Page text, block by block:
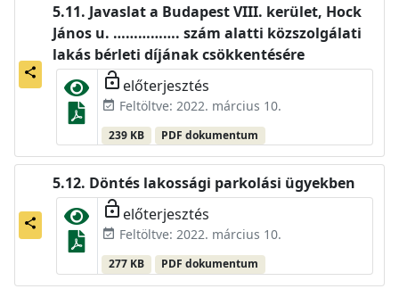
share
Javaslat a Budapest VIII. kerület, Hock
János u. ……………. szám alatti közszolgálati
lakás bérleti díjának csökkentésére
lock_open előterjesztés
event_available Feltöltve: 2022. március 10.
239 KB PDF dokumentum
share
Döntés lakossági parkolási ügyekben
lock_open előterjesztés
event_available Feltöltve: 2022. március 10.
277 KB PDF dokumentum